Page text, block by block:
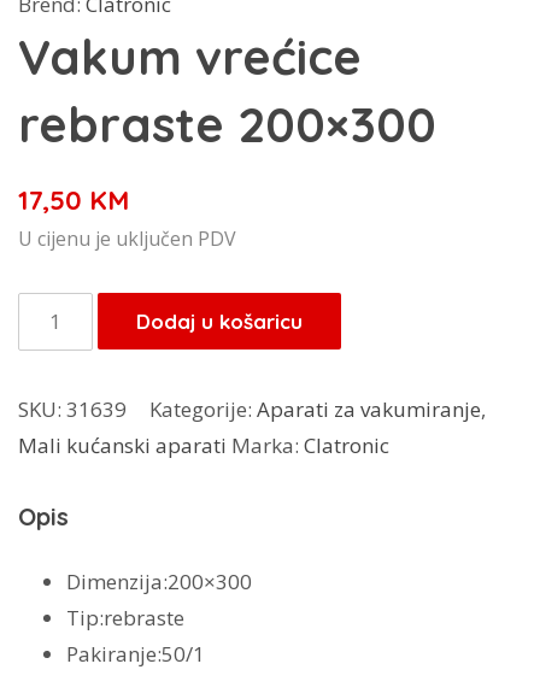
Vakum vrećice
rebraste 200×300
17,50 KM
U cijenu je uključen PDV
Vakum
vrećice
200x300
količina
Dodaj u košaricu
SKU: 31639 Kategorije: Aparati za vakumiranje,
Mali kućanski aparati Marka: Clatronic
Opis
Dimenzija:200×300
Tip:rebraste
Pakiranje:50/1